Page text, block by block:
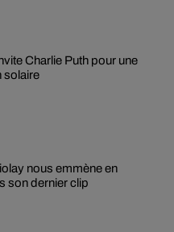
Charlie Puth pour une
solaire
nous emmène en
son dernier clip